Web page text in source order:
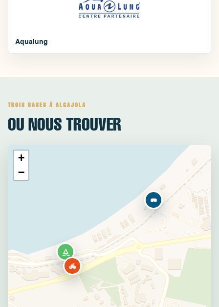
Aqualung
TROIS BASES À ALGAJOLA
OU NOUS TROUVER
+
−